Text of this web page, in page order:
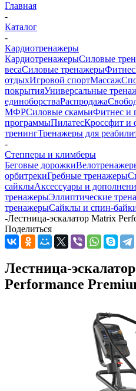
Главная
-
Каталог
-
Кардиотренажеры
КардиотренажерыСиловые
весаСиловые тренажерыФитнес
отдыхИгровой спортМассаж
покрытияУниверсальные
единоборстваРаспродажа
МФРСиловые скамьиФитнес и
программыПилатесКроссфит и
тренингТренажеры для
-
Степперы и климберы
Беговые дорожки
орбитрекиГребные тренажеры
сайклыАксессуары и
тренажерыЭллиптические
тренажерыСайклы и спин-
-Лестница-эскалатор Matrix
Поделиться
Лестница-
Performance